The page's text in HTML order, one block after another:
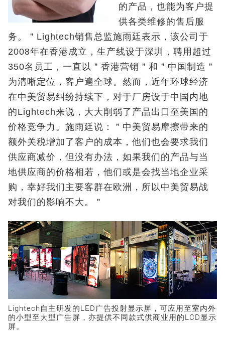
的产品，也能为客户提
供各类维修的售后服
务。＂Lightech销售总监施雨廷表示，该公司于
2008年在香港成立，生产线设于深圳，聘用超过
350名员工，一直以＂香港营销＂和＂中国制造＂
为清晰定位，客户遍全球。然而，近年环球经济
在中美贸易纠纷持续下，对于厂房设于中国内地
的Lightech来说，大大削弱了产品出口至美国的
价格竞争力。施雨廷说：＂中美贸易摩擦带来的
额外关税增加了客户的成本，他们也会要求我们
供应商减价，但没有办法，如果我们的产品与当
地供应商的价格相若，他们或是会找当地企业采
购，幸好我们主要客群在欧洲，所以中美贸易战
对我们的影响不大。＂
Lightech自主研发的LED广告投射显示屏，可应用至室内外
的小型至大型广告屏，亦提供不同款式供商业用的LCD显示
屏。